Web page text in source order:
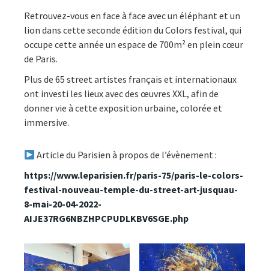
Retrouvez-vous en face à face avec un éléphant et un
lion dans cette seconde édition du Colors festival, qui
occupe cette année un espace de 700m² en plein cœur
de Paris.
Plus de 65 street artistes français et internationaux
ont investi les lieux avec des œuvres XXL, afin de
donner vie à cette exposition urbaine, colorée et
immersive.
Article du Parisien à propos de l’évènement :
https://www.leparisien.fr/paris-75/paris-le-colors-
festival-nouveau-temple-du-street-art-jusquau-
8-mai-20-04-2022-
AIJE37RG6NBZHPCPUDLKBV6SGE.php